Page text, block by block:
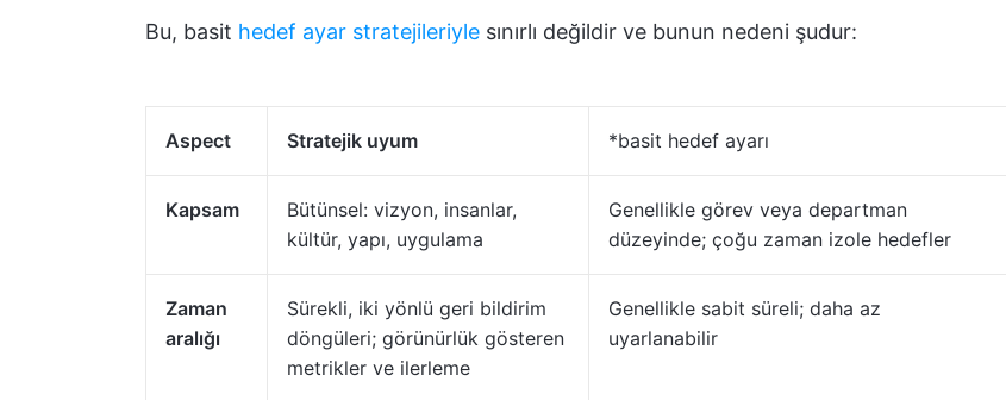
Bu, basit hedef ayar stratejileriyle sınırlı değildir ve bunun nedeni şudur:
Aspect Stratejik uyum *basit hedef ayarı
Kapsam
Bütünsel: vizyon, insanlar,
kültür, yapı, uygulama
Genellikle görev veya departman
düzeyinde; çoğu zaman izole hedefler
Zaman
aralığı
Sürekli, iki yönlü geri bildirim
döngüleri; görünürlük gösteren
metrikler ve ilerleme
Genellikle sabit süreli; daha az
uyarlanabilir